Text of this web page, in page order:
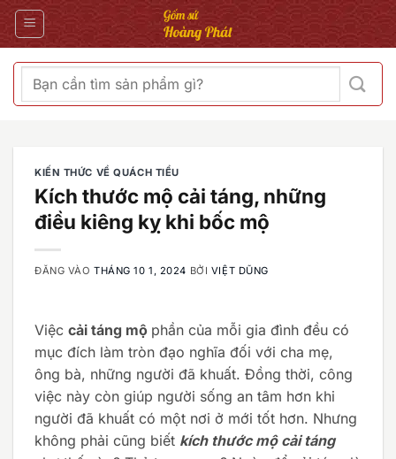
Bỏ
qua
Tìm
kiếm:
KIẾN THỨC VỀ QUÁCH TIỂU
Kích thước mộ cải táng, những
điều kiêng kỵ khi bốc mộ
ĐĂNG VÀOTHÁNG 10 1, 2024 BỞI VIỆT DŨNG
Việc cải táng mộ phần của mỗi gia đình đều có
mục đích làm tròn đạo nghĩa đối với cha mẹ,
ông bà, những người đã khuất. Đồng thời, công
việc này còn giúp người sống an tâm hơn khi
người đã khuất có một nơi ở mới tốt hơn. Nhưng
không phải cũng biết kích thước mộ cải táng